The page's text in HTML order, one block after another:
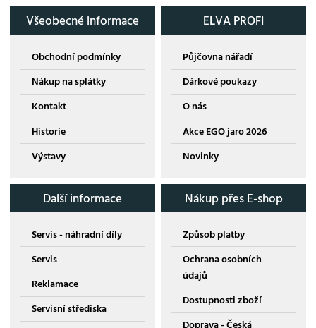
Všeobecné informace
Obchodní podmínky
Nákup na splátky
Kontakt
Historie
Výstavy
ELVA PROFI
Půjčovna nářadí
Dárkové poukazy
O nás
Akce EGO jaro 2026
Novinky
Další informace
Servis - náhradní díly
Servis
Reklamace
Servisní střediska
Nákup přes E-shop
Způsob platby
Ochrana osobních
údajů
Dostupnosti zboží